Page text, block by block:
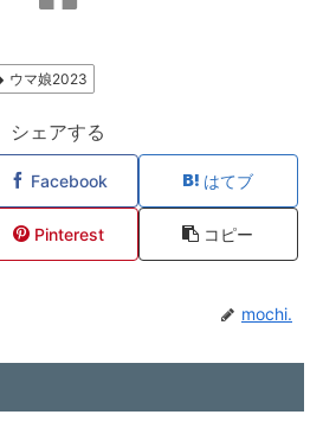
ウマ娘2023
シェアする
Facebook はてブ
Pinterest コピー
mochi.